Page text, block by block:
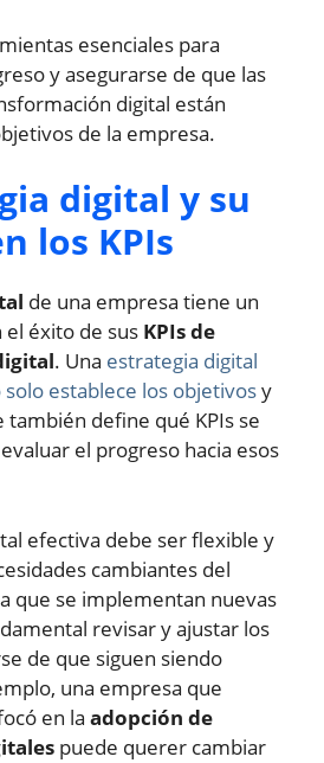
esenciales para
y asegurarse de que las
digital están
de la empresa.
digital y su
los KPIs
de una empresa tiene un
éxito de sus KPIs de
. Una estrategia digital
establece los objetivosy
también define qué KPIs se
el progreso hacia esos
efectiva debe ser flexible y
cambiantes del
que se implementan nuevas
revisar y ajustar los
de que siguen siendo
una empresa que
en la adopción de
puede querer cambiar